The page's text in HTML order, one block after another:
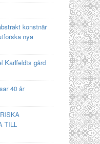
konstnär
nya
Karlfeldts gård
40 år
TILL